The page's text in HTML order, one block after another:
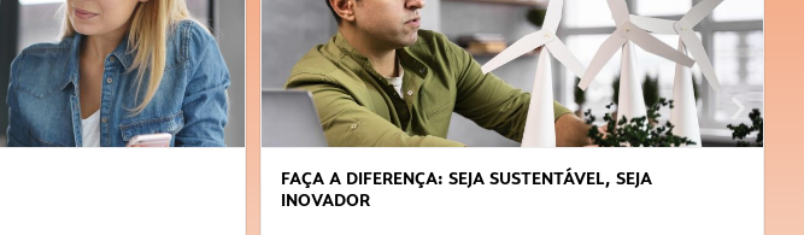
FAÇA A DIFERENÇA: SEJA SUSTENTÁVEL, SEJA
INOVADOR